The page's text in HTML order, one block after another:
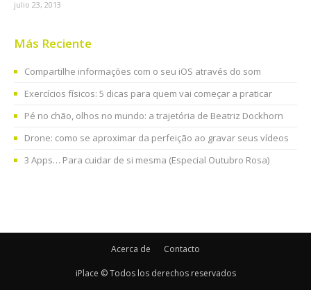
julio 23, 2013
Más Reciente
Compartilhe informações com o seu iOS através do som
Exercícios físicos: 5 dicas para quem vai começar a praticar
Pé no chão, olhos no mundo: a trajetória de Beatriz Dockhorn
Drone: como se aproximar da perfeição ao gravar seus vídeos
3 Apps… Para cuidar de si mesma (Especial Outubro Rosa)
Acerca de Contacto
iPlace © Todos los derechos reservados